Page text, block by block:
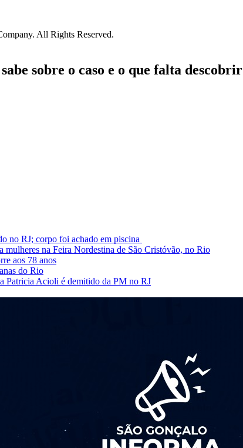
All Rights Reserved.
sobre o caso e o que falta descobrir
no RJ; corpo foi achado em piscina
mulheres na Feira Nordestina de São Cristóvão, no Rio
aos 78 anos
do Rio
Patricia Acioli é demitido da PM no RJ